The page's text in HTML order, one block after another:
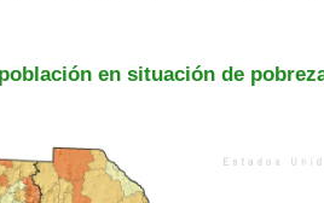
en situación de